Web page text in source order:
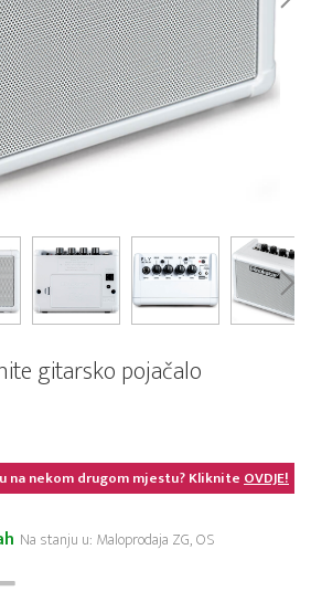
gitarsko pojačalo
na nekom drugom mjestu? KlikniteOVDJE!
Na stanju u: Maloprodaja ZG, OS